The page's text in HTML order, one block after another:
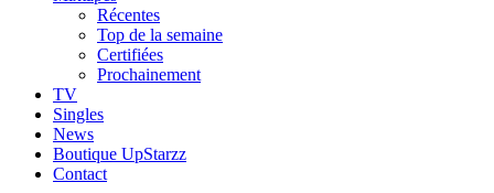
Récentes
Top de la semaine
Certifiées
Prochainement
TV
Singles
News
Boutique UpStarzz
Contact